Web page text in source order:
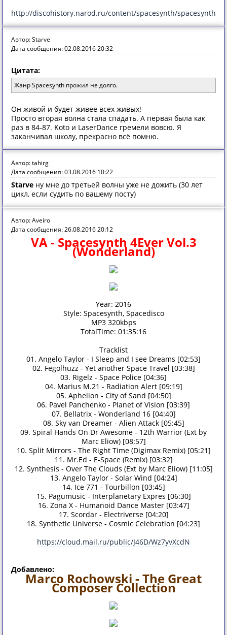
http://discohistory.narod.ru/content/spacesynth/
Автор: Starve
Дата сообщения: 02.08.2016 20:32
Цитата:
Жанр Spacesynth прожил не долго.
Он живой и будет живее всех живых!
Просто вторая волна стала спадать. А первая была как
раз в 84-87. Koto и LaserDance гремели вовсю. Я
заканчивал школу, прекрасно всё помню.
Автор: tahirg
Дата сообщения: 03.08.2016 10:22
Starve ну мне до третьей волны уже не дожить (30 лет
цикл, если судить по вашему посту)
Автор: Aveiro
Дата сообщения: 26.08.2016 20:12
VA - Spacesynth 4Ever Vol.3
(Wonderland)
Year: 2016
Style: Spacesynth, Spacedisco
MP3 320kbps
TotalTime: 01:35:16
Tracklist
01. Angelo Taylor - I Sleep and I see Dreams [02:53]
02. Fegolhuzz - Yet another Space Travel [03:38]
03. Rigelz - Space Police [04:36]
04. Marius M.21 - Radiation Alert [09:19]
05. Aphelion - City of Sand [04:50]
06. Pavel Panchenko - Planet of Vision [03:39]
07. Bellatrix - Wonderland 16 [04:40]
08. Sky van Dreamer - Alien Attack [05:45]
09. Spiral Hands On Dr Awesome - 12th Warrior (Ext by
Marc Eliow) [08:57]
10. Split Mirrors - The Right Time (Digimax Remix) [05:21]
11. Mr.Ed - E-Space (Remix) [03:32]
12. Synthesis - Over The Clouds (Ext by Marc Eliow) [11:05]
13. Angelo Taylor - Solar Wind [04:24]
14. Ice 771 - Tourbillon [03:45]
15. Pagumusic - Interplanetary Expres [06:30]
16. Zona X - Humanoid Dance Master [03:47]
17. Scordar - Electriverse [04:20]
18. Synthetic Universe - Cosmic Celebration [04:23]
https://cloud.mail.ru/public/J46D/Wz7yvXcdN
Добавлено:
Marco Rochowski - The Great
Composer Collection